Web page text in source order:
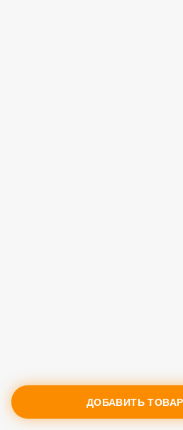
ДОБАВИТЬ